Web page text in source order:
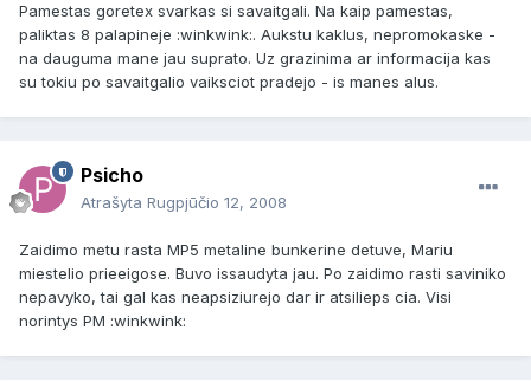
Pamestas goretex svarkas si savaitgali. Na kaip pamestas,
paliktas 8 palapineje :winkwink:. Aukstu kaklus, nepromokaske -
na dauguma mane jau suprato. Uz grazinima ar informacija kas
su tokiu po savaitgalio vaiksciot pradejo - is manes alus.
Psicho
Atrašyta Rugpjūčio 12, 2008
Zaidimo metu rasta MP5 metaline bunkerine detuve, Mariu
miestelio prieeigose. Buvo issaudyta jau. Po zaidimo rasti saviniko
nepavyko, tai gal kas neapsiziurejo dar ir atsilieps cia. Visi
norintys PM :winkwink: